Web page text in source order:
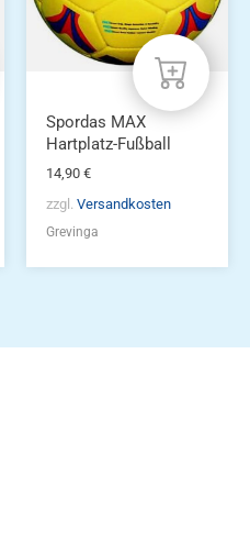
Spordas MAX
Hartplatz-Fußball
14,90 €
zzgl. Versandkosten
Grevinga